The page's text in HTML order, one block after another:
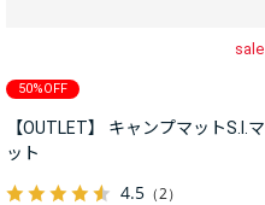
sale
50%OFF
【OUTLET】 キャンプマットS.I.マ
ット
4.5 （2）